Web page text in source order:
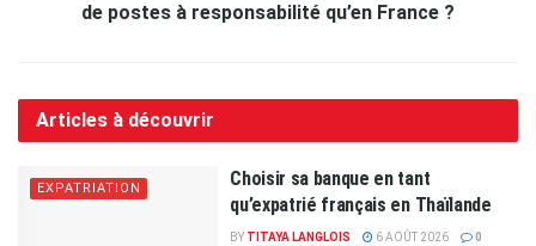
de postes à responsabilité qu’en France ?
Articles à découvrir
EXPATRIATION
Choisir sa banque en tant
qu’expatrié français en Thaïlande
BY TITAYA LANGLOIS 6 AOÛT 2026 0